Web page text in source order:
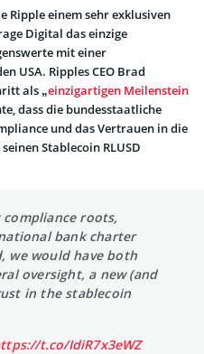
Ripple einem sehr exklusiven
Digital das einzige
mit einer
USA. Ripples CEO Brad
als „einzigartigen Meilenstein
dass die bundesstaatliche
und das Vertrauen in die
Stablecoin RLUSD
roots,
bank charter
we would have both
oversight, a new (and
in the stablecoin
t.co/IdiR7x3eWZ